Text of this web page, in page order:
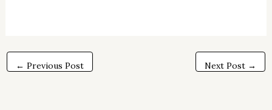
← Previous Post Next Post →